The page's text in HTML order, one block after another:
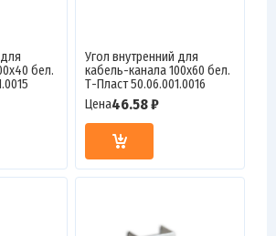
бел.
Угол внутренний для
кабель-канала 100х60 бел.
Т-Пласт 50.06.001.0016
Цена46.58 ₽